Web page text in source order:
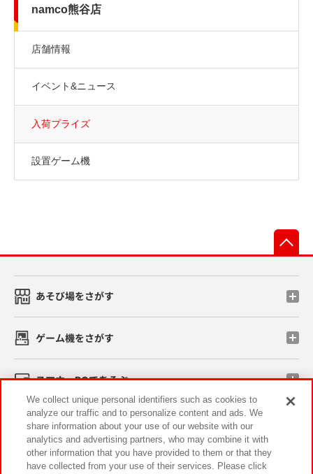
namco熊谷店
店舗情報
イベント&ニュース
入荷プライズ
設置ゲーム機
あそび場をさがす
ゲーム機をさがす
スマホ・PCであそぶ
イベント・キャンペーン
We collect unique personal identifiers such as cookies to
analyze our traffic and to personalize content and ads. We
share information about your use of our website with our
analytics and advertising partners, who may combine it with
other information that you have provided to them or that they
have collected from your use of their services. Please click